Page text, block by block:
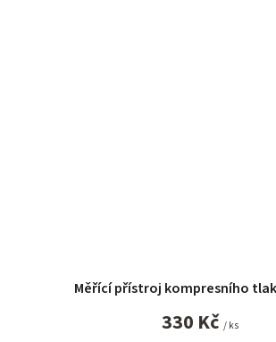
Měřící přístroj kompresního
330 Kč / ks